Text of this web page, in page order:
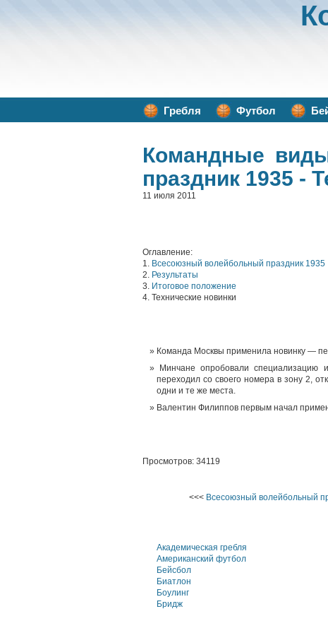
Гребля Футбол
Командные
праздник 1935 -
11 июля 2011
Оглавление:
1. Всесоюзный волейбольный праздник 1935
2. Результаты
3. Итоговое положение
4. Технические новинки
Команда Москвы применила новинку —
Минчане опробовали
переходил со своего номера в зону 2,
одни и те же места.
Валентин Филиппов первым начал
Просмотров: 34119
<<< Всесоюзный волейбольный
Академическая гребля
Американский футбол
Бейсбол
Биатлон
Боулинг
Бридж